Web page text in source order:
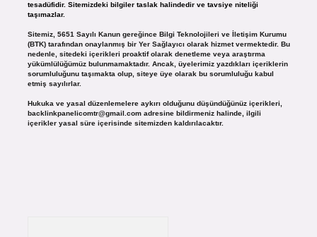
tesadüfidir. Sitemizdeki bilgiler taslak halindedir ve tavsiye niteliği
taşımazlar.
Sitemiz, 5651 Sayılı Kanun gereğince Bilgi Teknolojileri ve İletişim Kurumu
(BTK) tarafından onaylanmış bir Yer Sağlayıcı olarak hizmet vermektedir. Bu
nedenle, sitedeki içerikleri proaktif olarak denetleme veya araştırma
yükümlülüğümüz bulunmamaktadır. Ancak, üyelerimiz yazdıkları içeriklerin
sorumluluğunu taşımakta olup, siteye üye olarak bu sorumluluğu kabul
etmiş sayılırlar.
Hukuka ve yasal düzenlemelere aykırı olduğunu düşündüğünüz içerikleri,
backlinkpanelicomtr@gmail.comadresine bildirmeniz halinde, ilgili
içerikler yasal süre içerisinde sitemizden kaldırılacaktır.